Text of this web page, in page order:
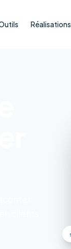
Réalisations
clients